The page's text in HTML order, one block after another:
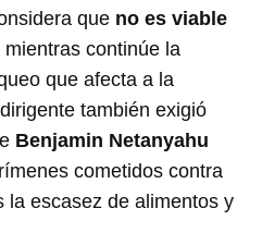
que no es viable
continúe la
que afecta a la
también exigió
Benjamin Netanyahu
cometidos contra
la escasez de alimentos y